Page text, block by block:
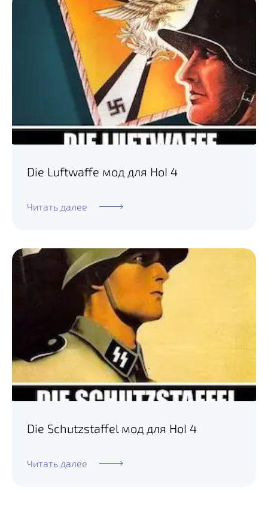
Die Luftwaffe мод для HoI 4
Читать далее
Die Schutzstaffel мод для HoI 4
Читать далее